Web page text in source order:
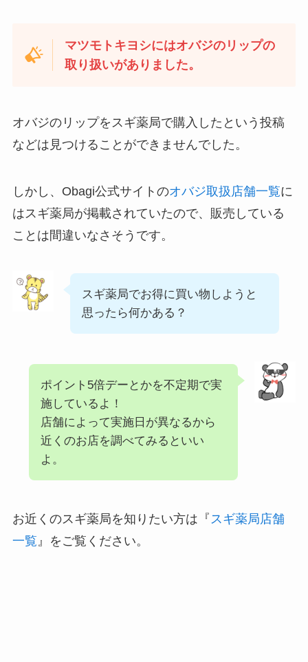
マツモトキヨシにはオバジのリップの
取り扱いがありました。
オバジのリップをスギ薬局で購入したという投稿
などは見つけることができませんでした。
しかし、Obagi公式サイトのオバジ取扱店舗一覧に
はスギ薬局が掲載されていたので、販売している
ことは間違いなさそうです。
スギ薬局でお得に買い物しようと
思ったら何かある？
ポイント5倍デーとかを不定期で実
施しているよ！
店舗によって実施日が異なるから
近くのお店を調べてみるといい
よ。
お近くのスギ薬局を知りたい方は『スギ薬局店舗
一覧』をご覧ください。